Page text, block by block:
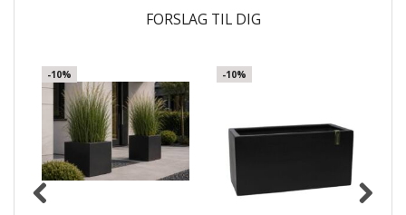
FORSLAG TIL DIG
-10% -10%